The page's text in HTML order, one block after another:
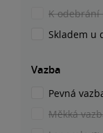
K
Skladem u
Vazba
Pevná
Měkká